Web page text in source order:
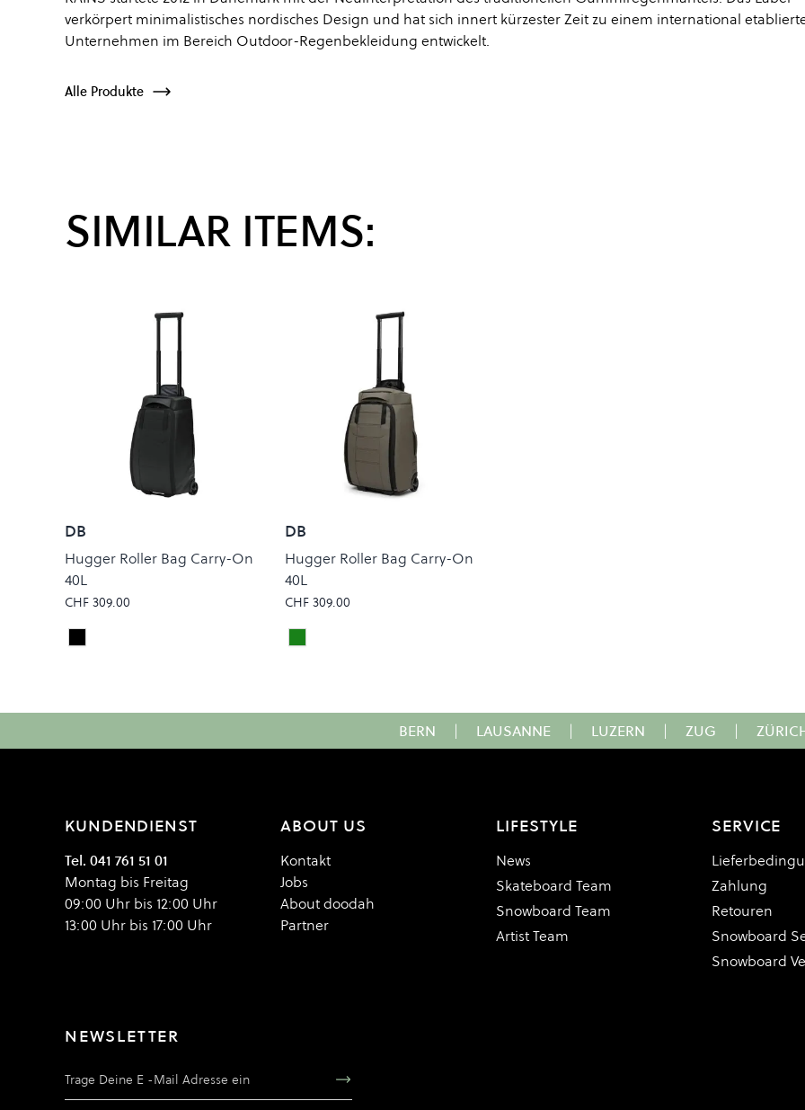
verkörpert minimalistisches nordisches Design und hat sich innert kürzester Zeit zu einem international
Unternehmen im Bereich Outdoor-Regenbekleidung entwickelt.
Alle Produkte
SIMILAR ITEMS:
DB
Hugger Roller Bag Carry-On
40L
CHF 309.00
Colour
Black Out
DB
Hugger Roller Bag Carry-On
40L
CHF 309.00
Colour
Forest Green
BERN | LAUSANNE | LUZERN | ZUG |
KUNDENDIENST
Tel. 041 761 51 01
Montag bis Freitag
09:00 Uhr bis 12:00 Uhr
13:00 Uhr bis 17:00 Uhr
ABOUT US
Kontakt
Jobs
About doodah
Partner
LIFESTYLE
News
Skateboard Team
Snowboard Team
Artist Team
SERVICE
Zahlung
Retouren
Snowboard
Snowboard
NEWSLETTER